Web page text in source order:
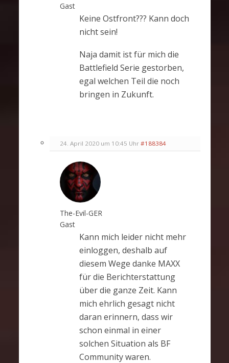
Gast
Keine Ostfront??? Kann doch
nicht sein!
Naja damit ist für mich die
Battlefield Serie gestorben,
egal welchen Teil die noch
bringen in Zukunft.
24. April 2020 um 10:45 Uhr #188384
The-Evil-GER
Gast
Kann mich leider nicht mehr
einloggen, deshalb auf
diesem Wege danke MAXX
für die Berichterstattung
über die ganze Zeit. Kann
mich ehrlich gesagt nicht
daran erinnern, dass wir
schon einmal in einer
solchen Situation als BF
Community waren.